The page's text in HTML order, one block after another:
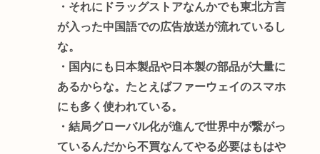
・それにドラッグストアなんかでも東北方言
が入った中国語での広告放送が流れているし
な。
・国内にも日本製品や日本製の部品が大量に
あるからな。たとえばファーウェイのスマホ
にも多く使われている。
・結局グローバル化が進んで世界中が繋がっ
ているんだから不買なんてやる必要はもはや